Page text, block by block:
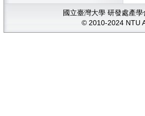
國立臺灣大學 研發處產
© 2010-2024 NTU